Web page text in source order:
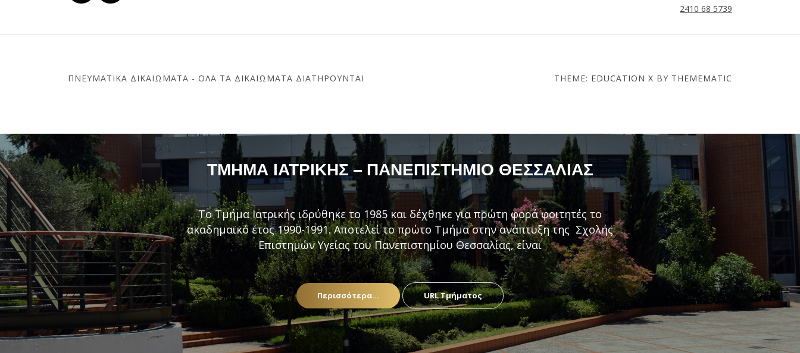
2410 68 5739
ΠΝΕΥΜΑΤΙΚΆ ΔΙΚΑΙΏΜΑΤΑ - ΌΛΑ ΤΑ ΔΙΚΑΙΏΜΑΤΑ ΔΙΑΤΗΡΟΎΝΤΑΙ THEME: EDUCATION X BY THEMEMATIC
ΤΜΉΜΑ ΙΑΤΡΙΚΉΣ – ΠΑΝΕΠΙΣΤΉΜΙΟ ΘΕΣΣΑΛΊΑΣ
Το Τμήμα Ιατρικής ιδρύθηκε το 1985 και δέχθηκε για πρώτη φορά φοιτητές το
ακαδημαϊκό έτος 1990-1991. Αποτελεί το πρώτο Τμήμα στην ανάπτυξη της Σχολής
Επιστημών Υγείας του Πανεπιστημίου Θεσσαλίας, είναι
Περισσότερα... URL Τμήματος